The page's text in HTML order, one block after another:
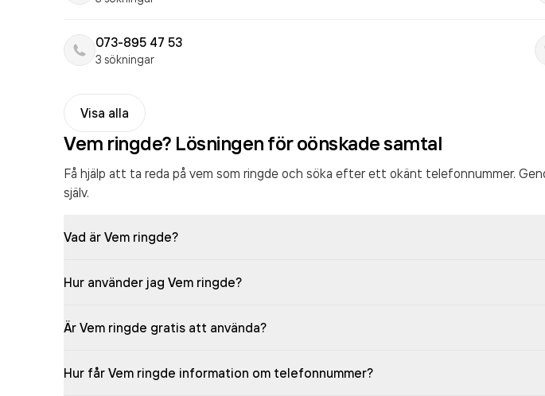
073-895 47 53
3 sökningar
Visa alla
Vem ringde? Lösningen för oönskade samtal
Få hjälp att ta reda på vem som ringde och söka efter ett okänt telefonnummer.
själv.
Vad är Vem ringde?
Hur använder jag Vem ringde?
Är Vem ringde gratis att använda?
Hur får Vem ringde information om telefonnummer?